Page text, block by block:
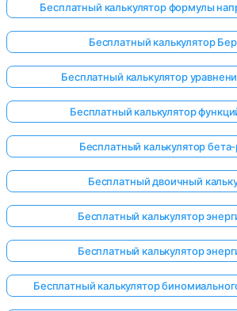
Бесплатный калькулятор формулы
Бесплатный калькулятор
Бесплатный калькулятор
Бесплатный калькулятор
Бесплатный калькулятор
Бесплатный двоичный
Бесплатный калькулятор
Бесплатный калькулятор
Бесплатный калькулятор